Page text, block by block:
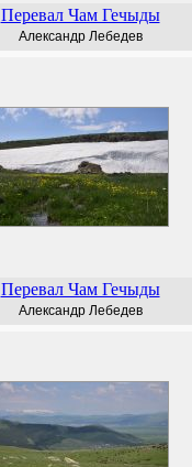
Перевал Чам Гечыды
Александр Лебедев
Перевал Чам Гечыды
Александр Лебедев